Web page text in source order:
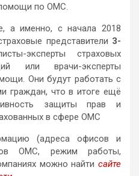
по ОМС.
а именно, с начала 2018
представители 3-
эксперты страховых
или врачи-эксперты
Они будут работать с
граждан, что в итоге ещё
защиты прав и
в сфере ОМС
(адреса офисов и
ОМС, режим работы,
можно найти сайте